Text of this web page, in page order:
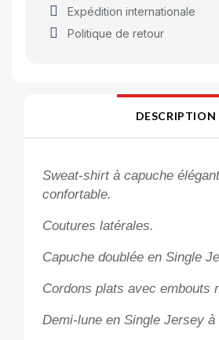
Expédition internationale
Politique de retour
DESCRIPTION
Sweat-shirt à capuche
confortable.
Coutures latérales.
Capuche doublée en Single
Cordons plats avec embouts
Demi-lune en Single Jersey à